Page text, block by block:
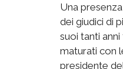
Una
dei giudici di
suoi tanti
maturati con
presidente